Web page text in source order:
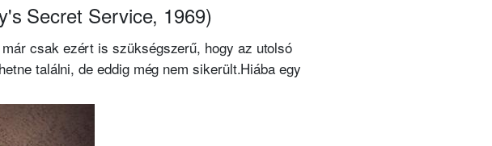
Secret Service, 1969)
csak ezért is szükségszerű, hogy az utolsó
találni, de eddig még nem sikerült.Hiába egy